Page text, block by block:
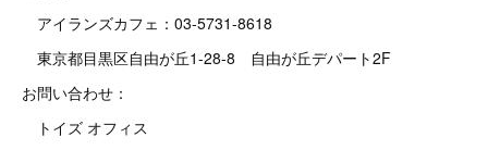
アイランズカフェ：03-5731-8618
東京都目黒区自由が丘1-28-8 自由が丘デパート2F
お問い合わせ：
トイズ オフィス